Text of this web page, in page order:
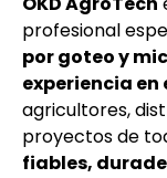
profesional
por goteo y
experiencia en
agricultores,
proyectos de
fiables,